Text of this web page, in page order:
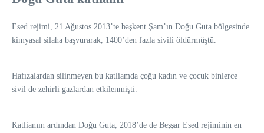
Esed rejimi, 21 Ağustos 2013’te başkent Şam’ın Doğu Guta bölgesinde
kimyasal silaha başvurarak, 1400’den fazla sivili öldürmüştü.
Hafızalardan silinmeyen bu katliamda çoğu kadın ve çocuk binlerce
sivil de zehirli gazlardan etkilenmişti.
Katliamın ardından Doğu Guta, 2018’de de Beşşar Esed rejiminin en